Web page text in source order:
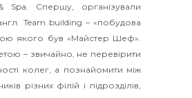
Spa. Спершу, організували
англ. Team building – «побудова
якого був «Майстер Шеф».
– звичайно, не перевірити
колег, а познайомити між
різних філій і підрозділів,